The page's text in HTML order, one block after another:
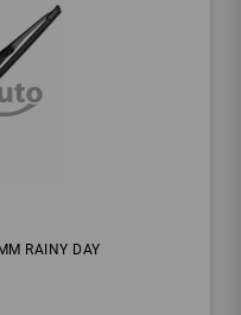
RAINY DAY